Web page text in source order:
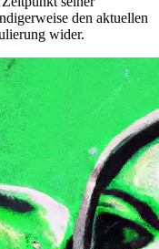
den aktuellen
wider.